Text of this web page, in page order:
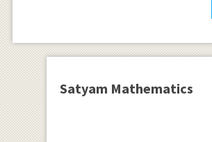
Satyam Mathematics